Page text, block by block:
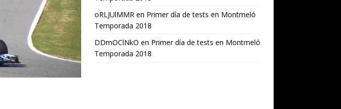
oRLJUlMMRen Primer día de tests en Montmeló
Temporada 2018
DDmOClNkO en Primer día de tests en Montmeló
Temporada 2018